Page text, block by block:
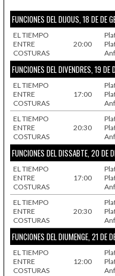
FUNCIONES DEL DIJOUS, 18 DE DE
EL TIEMPO
ENTRE
COSTURAS
20:00
FUNCIONES DEL DIVENDRES, 19 DE
EL TIEMPO
ENTRE
COSTURAS
17:00
EL TIEMPO
ENTRE
COSTURAS
20:30
FUNCIONES DEL DISSABTE, 20 DE
EL TIEMPO
ENTRE
COSTURAS
17:00
EL TIEMPO
ENTRE
COSTURAS
20:30
FUNCIONES DEL DIUMENGE, 21 DE
EL TIEMPO
ENTRE
COSTURAS
12:00